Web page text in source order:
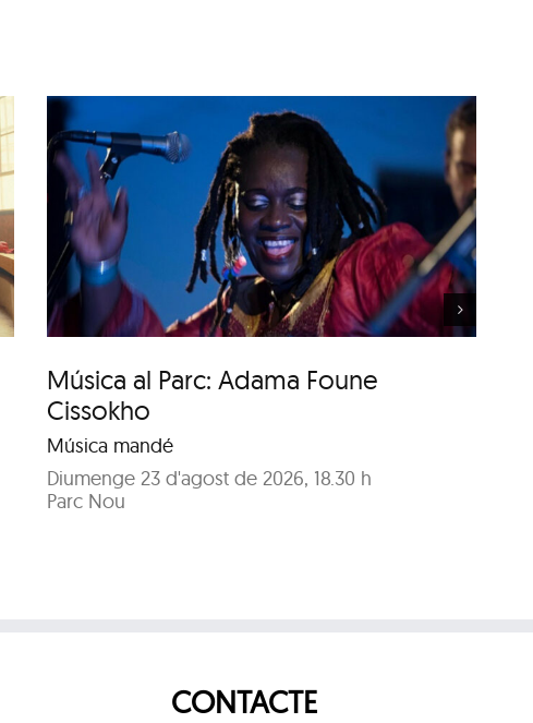
Música al Parc: Adama Foune
Cissokho
Música mandé
Diumenge 23 d'agost de 2026, 18.30 h
Parc Nou
Ensemble 1695
CONTACTE